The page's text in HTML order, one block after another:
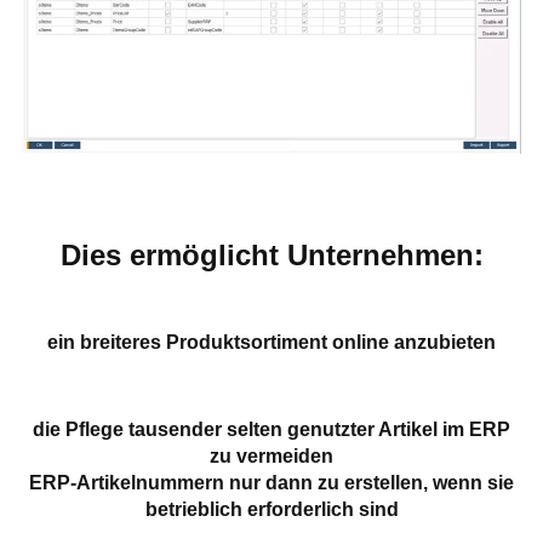
Dies ermöglicht Unternehmen:
ein breiteres Produktsortiment online anzubieten
die Pflege tausender selten genutzter Artikel im ERP
zu vermeiden
ERP-Artikelnummern nur dann zu erstellen, wenn sie
betrieblich erforderlich sind